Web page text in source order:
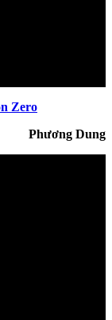
Zero
Phương Dung